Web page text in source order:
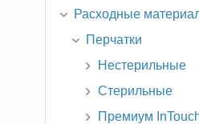
Расходные
Перчатки
Нестерильные
Стерильные
Премиум